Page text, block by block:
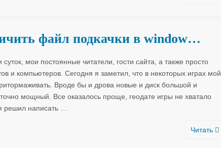
файл подкачки в window…
мои постоянные читатели, гости сайта, а также просто
и компьютеров. Сегодня я заметил, что в некоторых играх мой
Вроде бы и дрова новые и диск большой и
мощный. Все оказалось проще, геодате игры не хватало
решил написать
Читать